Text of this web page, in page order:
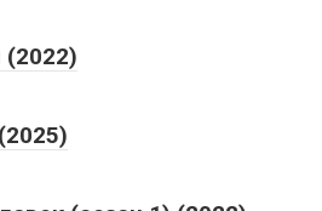
(2022)